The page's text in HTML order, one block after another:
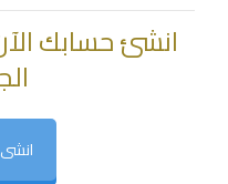
انشئ حسابك